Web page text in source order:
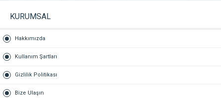
KURUMSAL
Hakkımızda
Kullanım Şartları
Gizlilik Politikası
Bize Ulaşın